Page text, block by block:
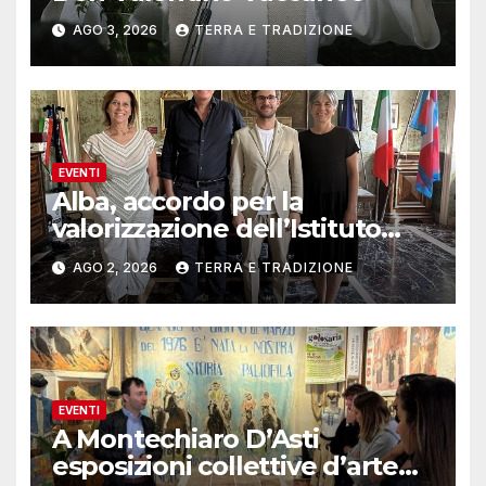
AGO 3, 2026 TERRA E TRADIZIONE
EVENTI
Alba, accordo per la
valorizzazione dell’Istituto
musicale Rocca
AGO 2, 2026 TERRA E TRADIZIONE
EVENTI
A Montechiaro D’Asti
esposizioni collettive d’arte